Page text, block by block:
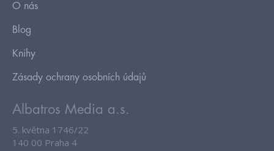
O nás
Blog
Knihy
Zásady ochrany osobních údajů
Albatros Media a.s.
5. května 1746/22
140 00 Praha 4